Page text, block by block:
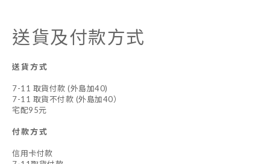
送貨及付款方式
送貨方式
7-11 取貨付款 (外島加40)
7-11 取貨不付款 (外島加40）
宅配95元
付款方式
信用卡付款